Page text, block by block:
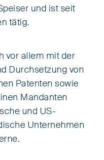
und ist seit
tätig.
vor allem mit der
Durchsetzung von
Patenten sowie
Mandanten
und US-
Unternehmen